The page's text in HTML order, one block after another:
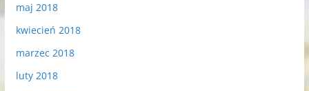
maj 2018
kwiecień 2018
marzec 2018
luty 2018